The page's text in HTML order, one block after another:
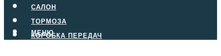
САЛОН
ТОРМОЗА
КОРОБКА ПЕРЕДАЧ
МЕНЮ